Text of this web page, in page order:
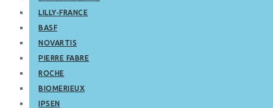
LILLY-FRANCE
BASF
NOVARTIS
PIERRE FABRE
ROCHE
BIOMERIEUX
IPSEN